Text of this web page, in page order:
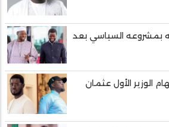
بمشروعه السياسي بعد
الوزير الأول عثمان